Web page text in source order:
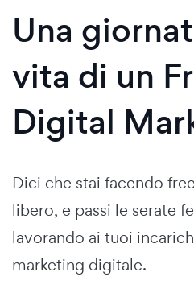
Una
vita di un
Digital
Dici che stai facendo
libero, e passi le serate
lavorando ai tuoi
marketing digitale.